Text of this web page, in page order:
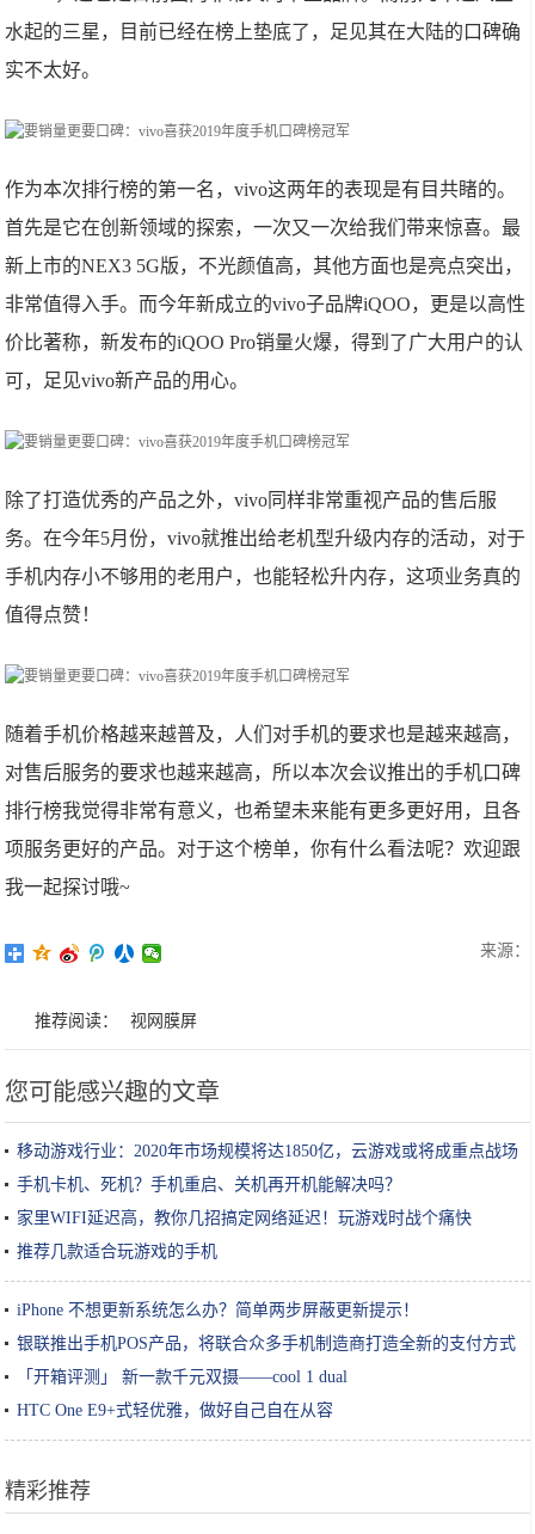
水起的三星，目前已经在榜上垫底了，足见其在大陆的口碑确
实不太好。
作为本次排行榜的第一名，vivo这两年的表现是有目共睹的。
首先是它在创新领域的探索，一次又一次给我们带来惊喜。最
新上市的NEX3 5G版，不光颜值高，其他方面也是亮点突出，
非常值得入手。而今年新成立的vivo子品牌iQOO，更是以高性
价比著称，新发布的iQOO Pro销量火爆，得到了广大用户的认
可，足见vivo新产品的用心。
除了打造优秀的产品之外，vivo同样非常重视产品的售后服
务。在今年5月份，vivo就推出给老机型升级内存的活动，对于
手机内存小不够用的老用户，也能轻松升内存，这项业务真的
值得点赞！
随着手机价格越来越普及，人们对手机的要求也是越来越高，
对售后服务的要求也越来越高，所以本次会议推出的手机口碑
排行榜我觉得非常有意义，也希望未来能有更多更好用，且各
项服务更好的产品。对于这个榜单，你有什么看法呢？欢迎跟
我一起探讨哦~
来源：
推荐阅读： 视网膜屏
您可能感兴趣的文章
移动游戏行业：2020年市场规模将达1850亿，云游戏或将成重点战场
手机卡机、死机？手机重启、关机再开机能解决吗？
家里WIFI延迟高，教你几招搞定网络延迟！玩游戏时战个痛快
推荐几款适合玩游戏的手机
iPhone 不想更新系统怎么办？简单两步屏蔽更新提示！
银联推出手机POS产品，将联合众多手机制造商打造全新的支付方式
「开箱评测」 新一款千元双摄——cool 1 dual
HTC One E9+式轻优雅，做好自己自在从容
精彩推荐